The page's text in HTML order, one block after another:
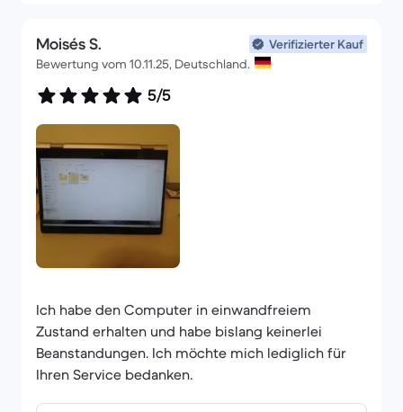
Moisés S.
Verifizierter Kauf
Bewertung vom 10.11.25, Deutschland.
5/5
Ich habe den Computer in einwandfreiem
Zustand erhalten und habe bislang keinerlei
Beanstandungen. Ich möchte mich lediglich für
Ihren Service bedanken.